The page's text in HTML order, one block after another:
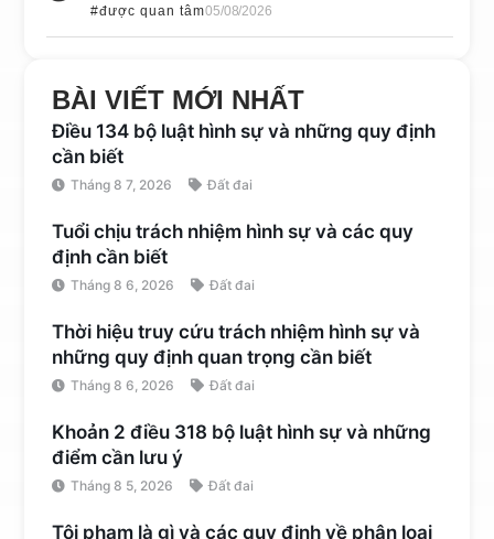
#được quan tâm05/08/2026
BÀI VIẾT MỚI NHẤT
Điều 134 bộ luật hình sự và những quy định
cần biết
Tháng 8 7, 2026 Đất đai
Tuổi chịu trách nhiệm hình sự và các quy
định cần biết
Tháng 8 6, 2026 Đất đai
Thời hiệu truy cứu trách nhiệm hình sự và
những quy định quan trọng cần biết
Tháng 8 6, 2026 Đất đai
Khoản 2 điều 318 bộ luật hình sự và những
điểm cần lưu ý
Tháng 8 5, 2026 Đất đai
Tội phạm là gì và các quy định về phân loại